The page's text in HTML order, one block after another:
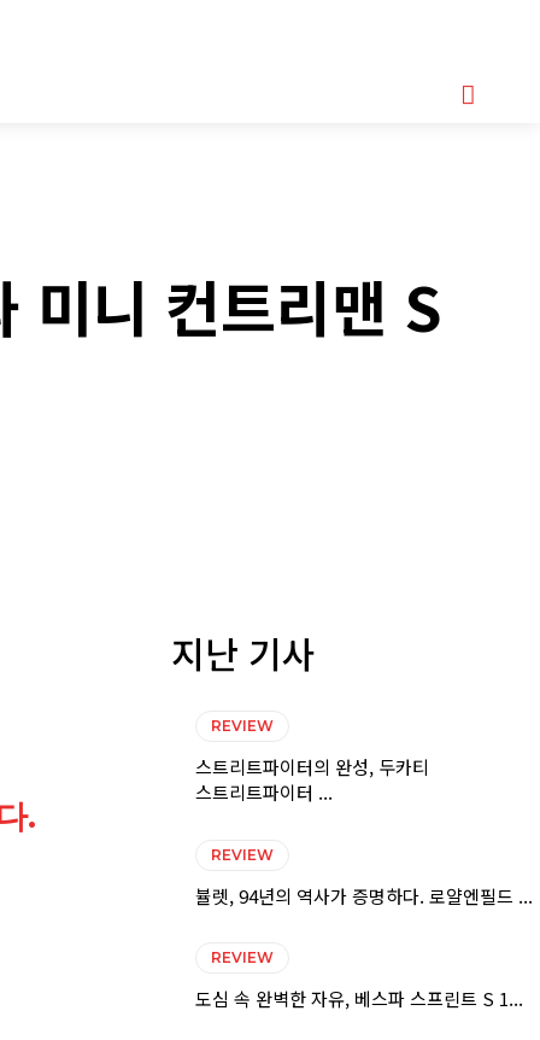
니 컨트리맨 S
.
지난 기사
REVIEW
스트리트파이터의 완성, 두카티
스트리트파이터 ...
REVIEW
뷸렛, 94년의 역사가 증명하다. 로얄엔필드 ...
REVIEW
도심 속 완벽한 자유, 베스파 스프린트 S 1...